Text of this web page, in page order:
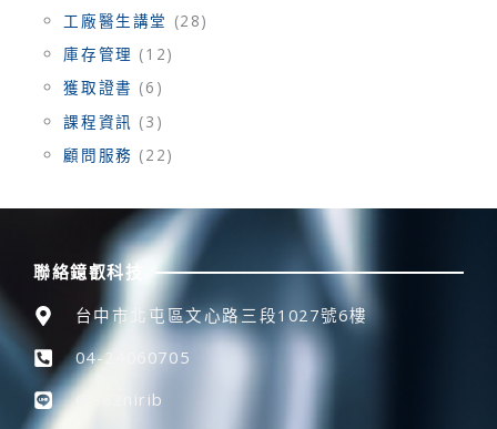
工廠醫生講堂 (28)
庫存管理 (12)
獲取證書 (6)
課程資訊 (3)
顧問服務 (22)
聯絡鐿叡科技
台中市北屯區文心路三段1027號6樓
04-24060705
@382nirib